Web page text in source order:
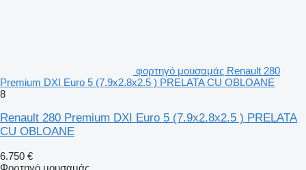
φορτηγό μουσαμάς Renault 280
Premium DXI Euro 5 (7.9x2.8x2.5 ) PRELATA CU OBLOANE
8
Renault 280 Premium DXI Euro 5 (7.9x2.8x2.5 ) PRELATA
CU OBLOANE
6.750 €